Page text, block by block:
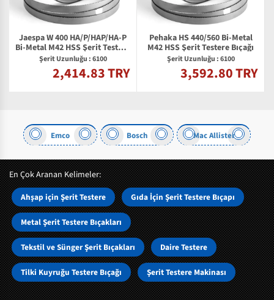
Jaespa W 400 HA/P/HAP/HA-P
Bi-Metal M42 HSS Şerit Testere
Bıçağı
Şerit Uzunluğu : 6100
2,414.83 TRY
Pehaka HS 440/560 Bi-Metal
M42 HSS Şerit Testere Bıçağı
Şerit Uzunluğu : 6100
3,592.80 TRY
Emco Bosch Mac Allister
En Çok Aranan Kelimeler:
Ahşap için Şerit Testere Gıda İçin Şerit Testere Bıçapı
Metal Şerit Testere Bıçakları
Tekstil ve Sünger Şerit Bıçakları Daire Testere
Tilki Kuyruğu Testere Bıçağı Şerit Testere Makinası